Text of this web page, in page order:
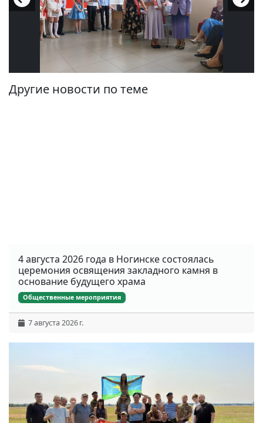
Другие новости по теме
4 августа 2026 года в Ногинске состоялась
церемония освящения закладного камня в
основание будущего храма
Общественные мероприятия
7 августа 2026 г.